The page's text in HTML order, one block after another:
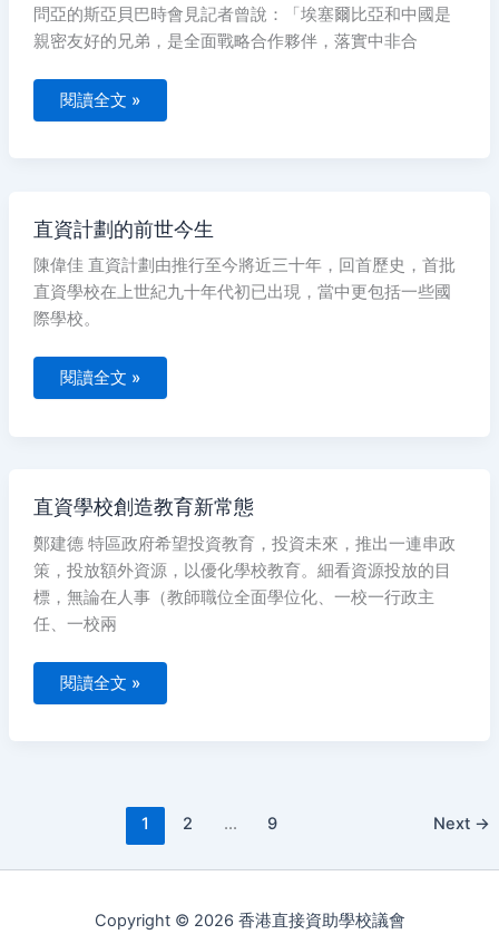
問亞的斯亞貝巴時會見記者曾說：「埃塞爾比亞和中國是
親密友好的兄弟，是全面戰略合作夥伴，落實中非合
閱讀全文 »
直資計劃的前世今生
陳偉佳 直資計劃由推行至今將近三十年，回首歷史，首批
直資學校在上世紀九十年代初已出現，當中更包括一些國
際學校。
直
資
計
劃
的
前
世
今
閱讀全文 »
直資學校創造教育新常態
鄭建德 特區政府希望投資教育，投資未來，推出一連串政
策，投放額外資源，以優化學校教育。細看資源投放的目
標，無論在人事（教師職位全面學位化、一校一行政主
任、一校兩
直
資
學
校
創
造
教
育
新
閱讀全文 »
1 2 ... 9 Next →
Copyright © 2026 香港直接資助學校議會